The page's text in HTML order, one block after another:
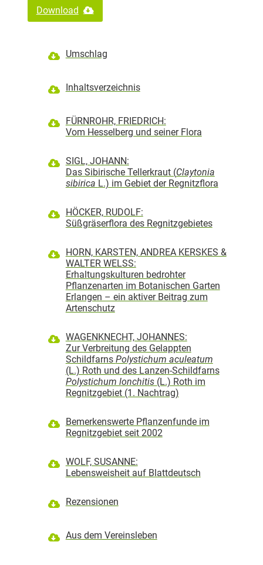
Download
Umschlag
Inhaltsverzeichnis
FÜRNROHR, FRIEDRICH:
Vom Hesselberg und seiner Flora
SIGL, JOHANN:
Das Sibirische Tellerkraut (Claytonia
sibirica L.) im Gebiet der Regnitzflora
HÖCKER, RUDOLF:
Süßgräserflora des Regnitzgebietes
HORN, KARSTEN, ANDREA KERSKES &
WALTER WELSS:
Erhaltungskulturen bedrohter
Pflanzenarten im Botanischen Garten
Erlangen – ein aktiver Beitrag zum
Artenschutz
WAGENKNECHT, JOHANNES:
Zur Verbreitung des Gelappten
Schildfarns Polystichum aculeatum
(L.) Roth und des Lanzen-Schildfarns
Polystichum lonchitis (L.) Roth im
Regnitzgebiet (1. Nachtrag)
Bemerkenswerte Pflanzenfunde im
Regnitzgebiet seit 2002
WOLF, SUSANNE:
Lebensweisheit auf Blattdeutsch
Rezensionen
Aus dem Vereinsleben